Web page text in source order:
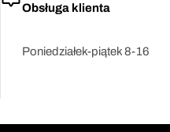
Obsługa klienta
Poniedziałek-piątek 8-16